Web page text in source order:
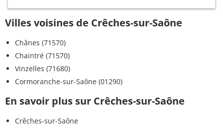
Villes voisines de Crêches-sur-Saône
Chânes (71570)
Chaintré (71570)
Vinzelles (71680)
Cormoranche-sur-Saône (01290)
En savoir plus sur Crêches-sur-Saône
Crêches-sur-Saône